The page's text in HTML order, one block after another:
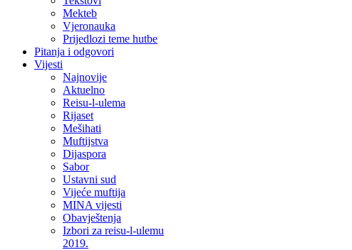
Mekteb
Vjeronauka
Prijedlozi teme hutbe
Pitanja i odgovori
Vijesti
Najnovije
Aktuelno
Reisu-l-ulema
Rijaset
Mešihati
Muftijstva
Dijaspora
Sabor
Ustavni sud
Vijeće muftija
MINA vijesti
Obavještenja
Izbori za reisu-l-ulemu
2019.